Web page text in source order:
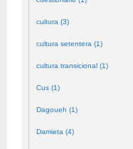
cultura (3)
cultura setentera (1)
cultura transicional (1)
Cus (1)
Dagoueh (1)
Damieta (4)